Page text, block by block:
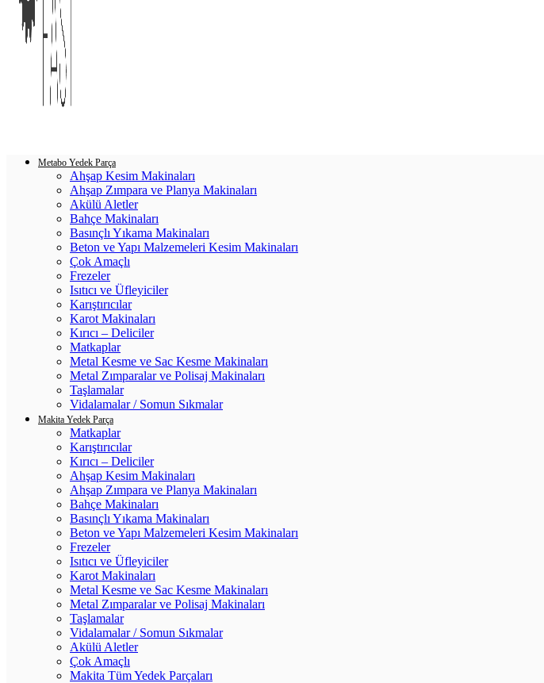
Metabo Yedek Parça
Ahşap Kesim Makinaları
Ahşap Zımpara ve Planya Makinaları
Akülü Aletler
Bahçe Makinaları
Basınçlı Yıkama Makinaları
Beton ve Yapı Malzemeleri Kesim Makinaları
Çok Amaçlı
Frezeler
Isıtıcı ve Üfleyiciler
Karıştırıcılar
Karot Makinaları
Kırıcı – Deliciler
Matkaplar
Metal Kesme ve Sac Kesme Makinaları
Metal Zımparalar ve Polisaj Makinaları
Taşlamalar
Vidalamalar / Somun Sıkmalar
Makita Yedek Parça
Matkaplar
Karıştırıcılar
Kırıcı – Deliciler
Ahşap Kesim Makinaları
Ahşap Zımpara ve Planya Makinaları
Bahçe Makinaları
Basınçlı Yıkama Makinaları
Beton ve Yapı Malzemeleri Kesim Makinaları
Frezeler
Isıtıcı ve Üfleyiciler
Karot Makinaları
Metal Kesme ve Sac Kesme Makinaları
Metal Zımparalar ve Polisaj Makinaları
Taşlamalar
Vidalamalar / Somun Sıkmalar
Akülü Aletler
Çok Amaçlı
Makita Tüm Yedek Parçaları